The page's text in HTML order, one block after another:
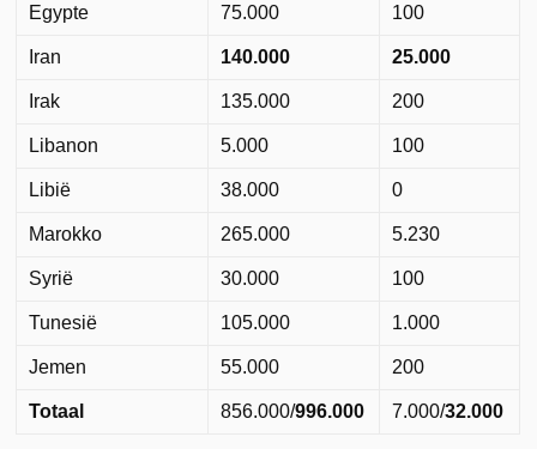
Egypte 75.000 100
Iran 140.000 25.000
Irak 135.000 200
Libanon 5.000 100
Libië 38.000 0
Marokko 265.000 5.230
Syrië 30.000 100
Tunesië 105.000 1.000
Jemen 55.000 200
Totaal 856.000/996.000 7.000/32.000